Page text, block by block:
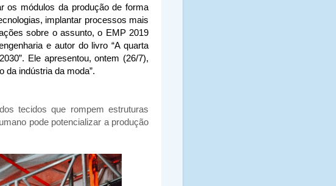
os módulos da produção de forma
implantar processos mais
sobre o assunto, o EMP 2019
e autor do livro “A quarta
Ele apresentou, ontem (26/7),
da indústria da moda”.
tecidos que rompem estruturas
pode potencializar a produção